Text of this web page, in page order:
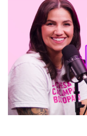
C6 Bank oferece
Empréstimo na
funciona?
Conheça o
seu perfil